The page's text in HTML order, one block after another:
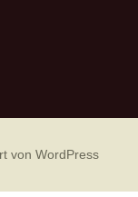
von WordPress